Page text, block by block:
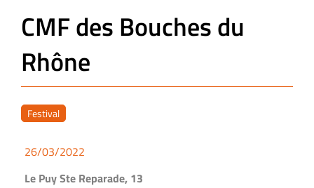
CMF des Bouches du
Rhône
Festival
26/03/2022
Le Puy Ste Reparade, 13